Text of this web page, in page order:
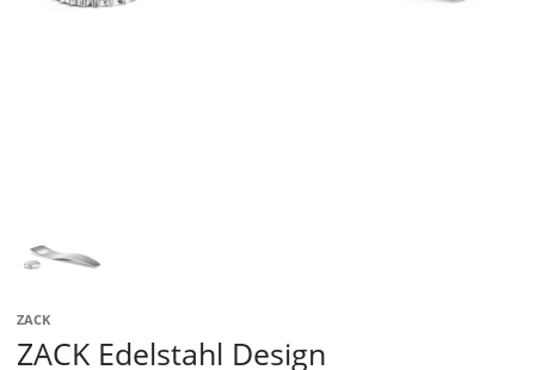
ZACK
ZACK Edelstahl Design